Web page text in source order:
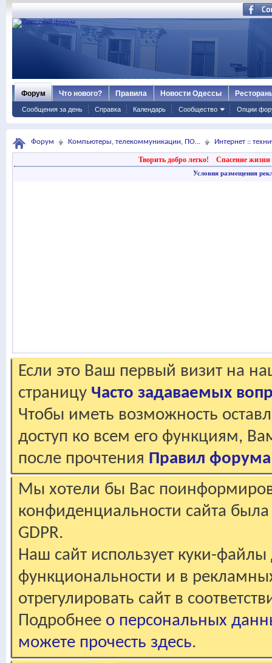
Форум
Сообщения за день Справка Календарь Сообщество Опции
Что нового? Правила Новости Одессы
Форум Компьютеры, телекоммуникации, ПО... Интернет ::
Творить добро легко! Спасение жизни
Условия размещения
Если это Ваш первый визит на
страницу Часто задаваемых
Чтобы иметь возможность
доступ ко всем его функциям,
после прочтения Правил форума
Мы хотели бы Вас
конфиденциальности сайта
GDPR.
Наш сайт использует куки-файлы
функциональности и в
отрегулировать сайт в
Подробнее о персональных
можете прочесть здесь.